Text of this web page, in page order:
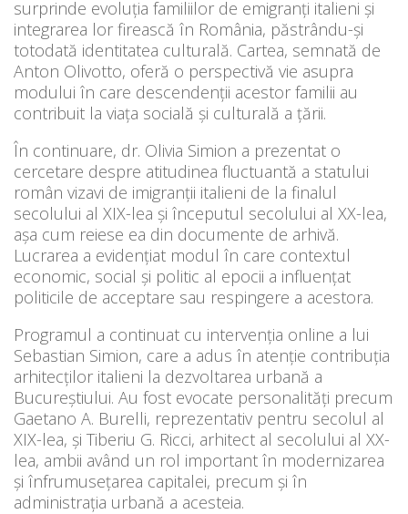
surprinde evoluția familiilor de emigranți italieni și
integrarea lor firească în România, păstrându-și
totodată identitatea culturală. Cartea, semnată de
Anton Olivotto, oferă o perspectivă vie asupra
modului în care descendenții acestor familii au
contribuit la viața socială și culturală a țării.
În continuare, dr. Olivia Simion a prezentat o
cercetare despre atitudinea fluctuantă a statului
român vizavi de imigranții italieni de la finalul
secolului al XIX-lea și începutul secolului al XX-lea,
așa cum reiese ea din documente de arhivă.
Lucrarea a evidențiat modul în care contextul
economic, social și politic al epocii a influențat
politicile de acceptare sau respingere a acestora.
Programul a continuat cu intervenția online a lui
Sebastian Simion, care a adus în atenție contribuția
arhitecților italieni la dezvoltarea urbană a
Bucureștiului. Au fost evocate personalități precum
Gaetano A. Burelli, reprezentativ pentru secolul al
XIX-lea, și Tiberiu G. Ricci, arhitect al secolului al XX-
lea, ambii având un rol important în modernizarea
și înfrumusețarea capitalei, precum și în
administrația urbană a acesteia.